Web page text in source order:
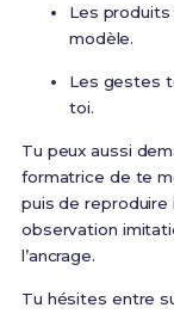
Les produits
modèle.
Les gestes
toi.
Tu peux aussi
formatrice de te
puis de
observation
l’ancrage.
Tu hésites entre